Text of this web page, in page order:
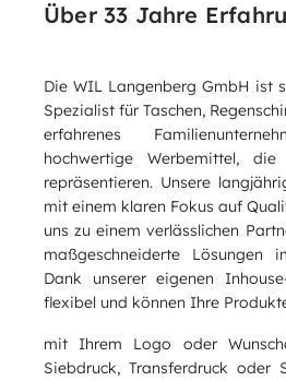
Über 33 Jahre
Die WIL Langenberg GmbH ist
Spezialist für Taschen,
erfahrenes
hochwertige Werbemittel,
repräsentieren. Unsere
mit einem klaren Fokus auf
uns zu einem verlässlichen
maßgeschneiderte Lösungen
Dank unserer eigenen
flexibel und können Ihre
mit Ihrem Logo oder
Siebdruck, Transferdruck oder